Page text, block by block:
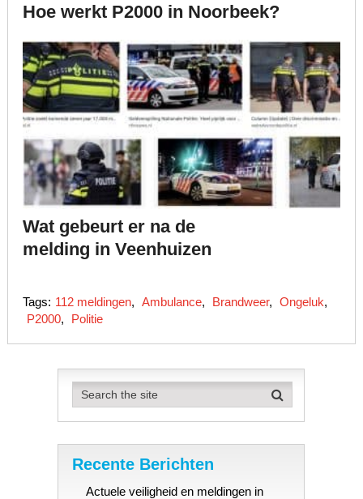
Hoe werkt P2000 in Noorbeek?
Wat gebeurt er na de
melding in Veenhuizen
Tags: 112 meldingen, Ambulance, Brandweer, Ongeluk,
P2000, Politie
Recente Berichten
Actuele veiligheid en meldingen in